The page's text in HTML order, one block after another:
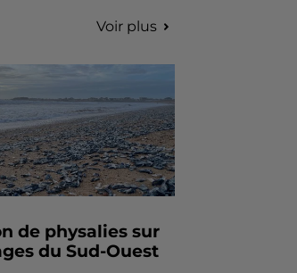
Voir plus
de physalies sur
du Sud-Ouest